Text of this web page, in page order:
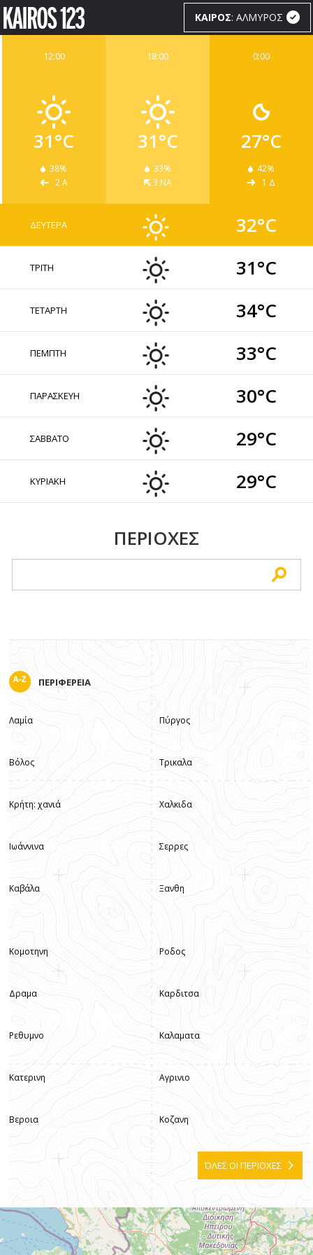
ΚΑΙΡΟΣ: ΑΛΜΥΡΟΣ
0:00
27°C
42%
1 Δ
18:00
31°C
33%
3 ΝΑ
12:00
31°C
38%
2 Α
ΔΕΥΤΕΡΑ 32°C
ΤΡΙΤΗ 31°C
ΤΕΤΑΡΤΗ 34°C
ΠΕΜΠΤΗ 33°C
ΠΑΡΑΣΚΕΥΗ 30°C
ΣΑΒΒΑΤΟ 29°C
ΚΥΡΙΑΚΗ 29°C
ΠΕΡΙΟΧΕΣ
ΠΕΡΙΦΕΡΕΙΑ
Λαμία
Βόλος
Κρήτη: χανιά
Ιωάννινα
Καβάλα
Πύργος
Τρικαλα
Χαλκιδα
Σερρες
Ξανθη
Κομοτηνη
Δραμα
Ρεθυμνο
Κατερινη
Βεροια
Ροδος
Καρδιτσα
Καλαματα
Αγρινιο
Κοζανη
ΌΛΕΣ ΟΙ ΠΕΡΙΟΧΕΣ